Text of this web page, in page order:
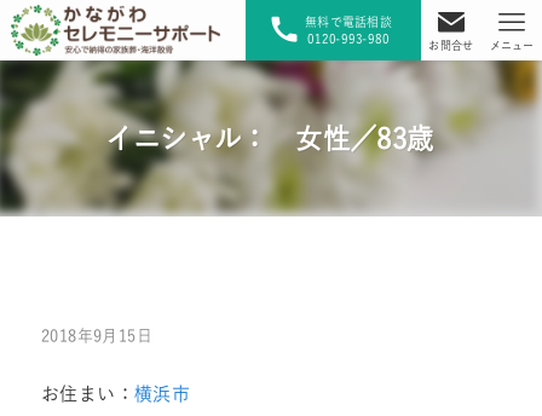
無料で電話相談
0120-993-980
お問合せ メニュー
イニシャル： 女性／83歳
2018年9月15日
お住まい： 横浜市